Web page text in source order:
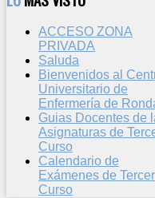
ACCESO ZONA
PRIVADA
Saluda
Bienvenidos al
Universitario de
Enfermería de
Guias Docentes de
Asignaturas de
Curso
Calendario de
Exámenes de Tercer
Curso